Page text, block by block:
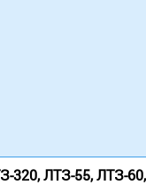
320, ЛТЗ-55, ЛТЗ-60,